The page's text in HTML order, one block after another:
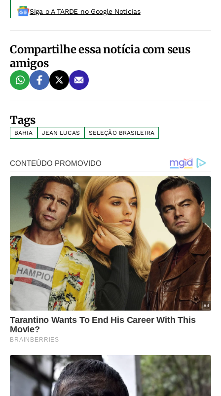
Siga o A TARDE no Google Noticias
Compartilhe essa notícia com seus
amigos
Tags
BAHIA JEAN LUCAS SELEÇÃO BRASILEIRA